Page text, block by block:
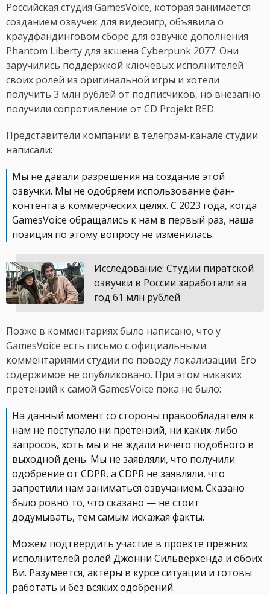
Российская студия GamesVoice, которая занимается
созданием озвучек для видеоигр, объявила о
краудфандинговом сборе для озвучке дополнения
Phantom Liberty для экшена Cyberpunk 2077. Они
заручились поддержкой ключевых исполнителей
своих ролей из оригинальной игры и хотели
получить 3 млн рублей от подписчиков, но внезапно
получили сопротивление от CD Projekt RED.
Представители компании в телеграм-канале студии
написали:
Мы не давали разрешения на создание этой
озвучки. Мы не одобряем использование фан-
контента в коммерческих целях. С 2023 года, когда
GamesVoice обращались к нам в первый раз, наша
позиция по этому вопросу не изменилась.
Исследование: Студии пиратской
озвучки в России заработали за
год 61 млн рублей
Позже в комментариях было написано, что у
GamesVoice есть письмо с официальными
комментариями студии по поводу локализации. Его
содержимое не опубликовано. При этом никаких
претензий к самой GamesVoice пока не было:
На данный момент со стороны правообладателя к
нам не поступало ни претензий, ни каких-либо
запросов, хоть мы и не ждали ничего подобного в
выходной день. Мы не заявляли, что получили
одобрение от CDPR, а CDPR не заявляли, что
запретили нам заниматься озвучанием. Сказано
было ровно то, что сказано — не стоит
додумывать, тем самым искажая факты.
Можем подтвердить участие в проекте прежних
исполнителей ролей Джонни Сильверхенда и обоих
Ви. Разумеется, актёры в курсе ситуации и готовы
работать и без всяких одобрений.